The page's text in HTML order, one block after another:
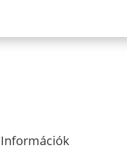
Információk